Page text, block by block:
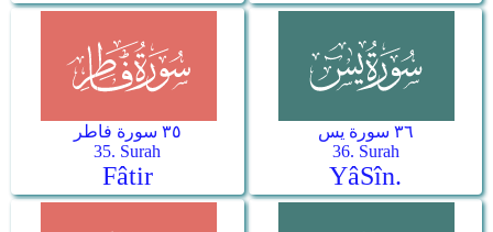
٣٥ سورة فاطر
35. Surah
Fâtir
٣٦ سورة يس
36. Surah
Yâ­Sîn.